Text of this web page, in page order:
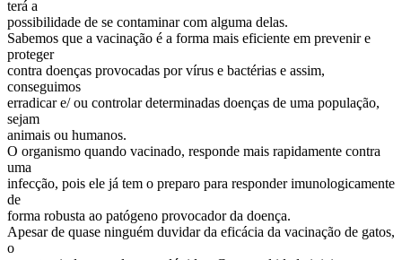
terá a
possibilidade de se contaminar com alguma delas.
Sabemos que a vacinação é a forma mais eficiente em prevenir e
proteger
contra doenças provocadas por vírus e bactérias e assim,
conseguimos
erradicar e/ ou controlar determinadas doenças de uma população,
sejam
animais ou humanos.
O organismo quando vacinado, responde mais rapidamente contra
uma
infecção, pois ele já tem o preparo para responder imunologicamente
de
forma robusta ao patógeno provocador da doença.
Apesar de quase ninguém duvidar da eficácia da vacinação de gatos,
o